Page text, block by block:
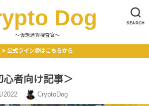
SEARCH
Dog
〜仮想通貨捜査官〜
公式ライン＠はこちらから
者向け記事＞
2022 CryptoDog